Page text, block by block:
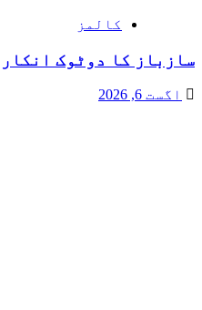
کالمز
سازباز کا دوٹوک انکار
اگست 6, 2026